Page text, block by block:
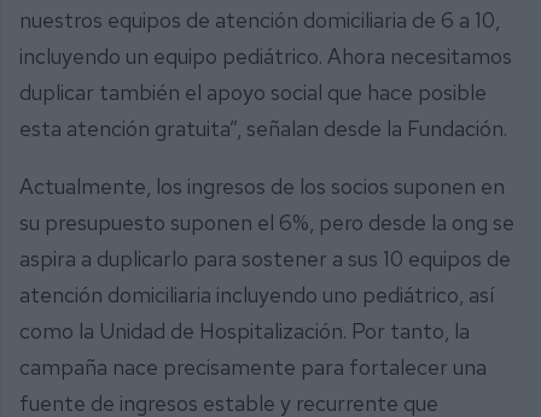
nuestros equipos de atención domiciliaria de 6 a 10,
incluyendo un equipo pediátrico. Ahora necesitamos
duplicar también el apoyo social que hace posible
esta atención gratuita”, señalan desde la Fundación.
Actualmente, los ingresos de los socios suponen en
su presupuesto suponen el 6%, pero desde la ong se
aspira a duplicarlo para sostener a sus 10 equipos de
atención domiciliaria incluyendo uno pediátrico, así
como la Unidad de Hospitalización. Por tanto, la
campaña nace precisamente para fortalecer una
fuente de ingresos estable y recurrente que